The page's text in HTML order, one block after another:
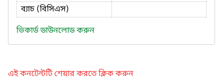
ব্যাচ (বিসিএস)
ভিকার্ড ডাউনলোড করুন
এই কনটেন্টটি শেয়ার করতে ক্লিক করুন